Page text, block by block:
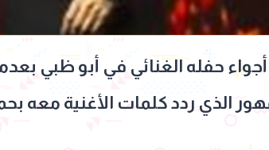
حفله الغنائي في أبو ظبي
الذي ردد كلمات الأغنية معه